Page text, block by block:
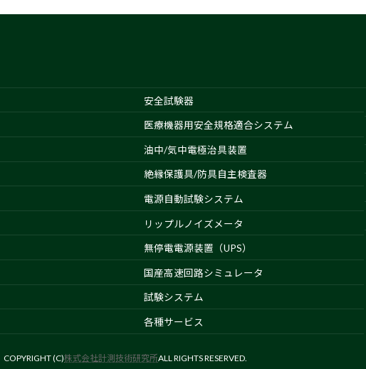
安全試験器
医療機器用安全規格適合システム
油中/気中電極治具装置
絶縁保護具/防具自主検査器
電源自動試験システム
リップルノイズメータ
無停電電源装置（UPS）
国産高速回路シミュレータ
試験システム
各種サービス
COPYRIGHT (C)株式会社計測技術研究所ALL RIGHTS RESERVED.